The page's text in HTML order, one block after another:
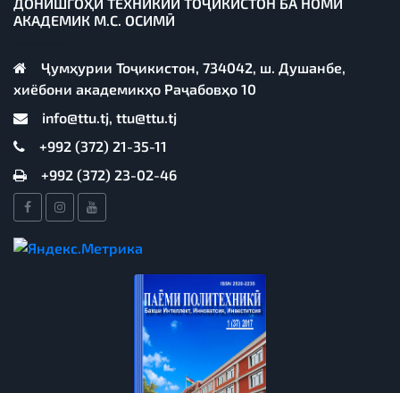
АКАДЕМИК М.С. ОСИМӢ
Ҷумҳурии Тоҷикистон, 734042, ш. Душанбе,
хиёбони академикҳо Раҷабовҳо 10
info@ttu.tj, ttu@ttu.tj
+992 (372) 21-35-11
+992 (372) 23-02-46